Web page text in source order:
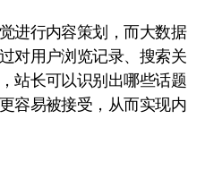
进行内容策划，而大数据
对用户浏览记录、搜索关
站长可以识别出哪些话题
容易被接受，从而实现内